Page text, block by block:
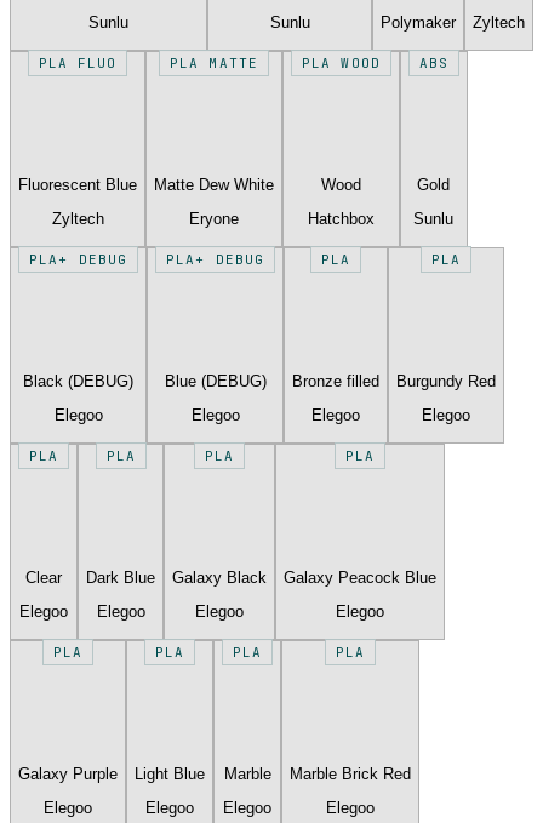
Sunlu
Sunlu
Polymaker
Zyltech
PLA FLUO
Fluorescent Blue
Zyltech
PLA MATTE
Matte Dew White
Eryone
PLA WOOD
Wood
Hatchbox
ABS
Gold
Sunlu
PLA+ DEBUG
Black (DEBUG)
Elegoo
PLA+ DEBUG
Blue (DEBUG)
Elegoo
PLA
Bronze filled
Elegoo
PLA
Burgundy Red
Elegoo
PLA
Clear
Elegoo
PLA
Dark Blue
Elegoo
PLA
Galaxy Black
Elegoo
PLA
Galaxy Peacock Blue
Elegoo
PLA
Galaxy Purple
Elegoo
PLA
Light Blue
Elegoo
PLA
Marble
Elegoo
PLA
Marble Brick Red
Elegoo